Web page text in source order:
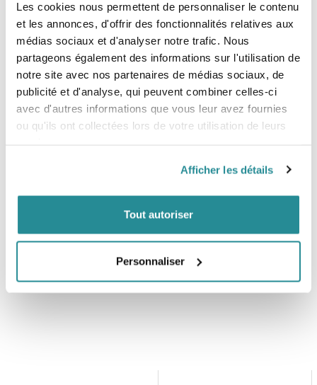
Les cookies nous permettent de personnaliser le contenu
et les annonces, d'offrir des fonctionnalités relatives aux
médias sociaux et d'analyser notre trafic. Nous
partageons également des informations sur l'utilisation de
notre site avec nos partenaires de médias sociaux, de
publicité et d'analyse, qui peuvent combiner celles-ci
avec d'autres informations que vous leur avez fournies
ou qu'ils ont collectées lors de votre utilisation de leurs
Afficher les détails
Tout autoriser
Personnaliser
Sélection de la taille de planche :
Taille Poids du rider
Finset
130/38
50-65kg
S-Bend FS
70-85kg
142/42
>75kg
S-Bend FS
151/42
>75kg S-Bend FS